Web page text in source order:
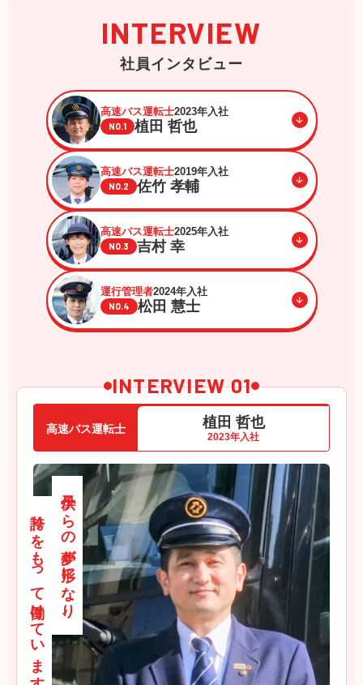
INTERVIEW
社員インタビュー
高速バス運転士2023年入社
NO.1 植田 哲也
高速バス運転士2019年入社
NO.2 佐竹 孝輔
高速バス運転士2025年入社
NO.3 吉村 幸
運行管理者2024年入社
NO.4 松田 慧士
INTERVIEW 01
高速バス運転士 植田 哲也
2023年入社
子供からの夢が形になり、
誇りをもって働けています